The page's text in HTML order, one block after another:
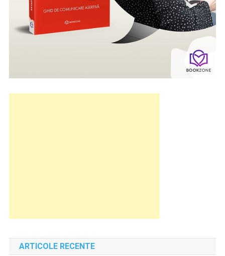
ARTICOLE RECENTE